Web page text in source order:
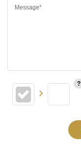
Message*